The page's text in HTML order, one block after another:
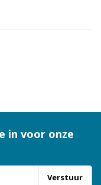
in voor onze
Verstuur